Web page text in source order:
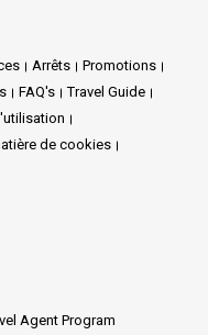
une large gamme de
explorer à votre
équipage expérimenté
offrant une assistance
prête à être explorée.
les depuis l'eau, en
Arrêts
Promotions
FAQ's
Travel Guide
de cookies
Agent Program